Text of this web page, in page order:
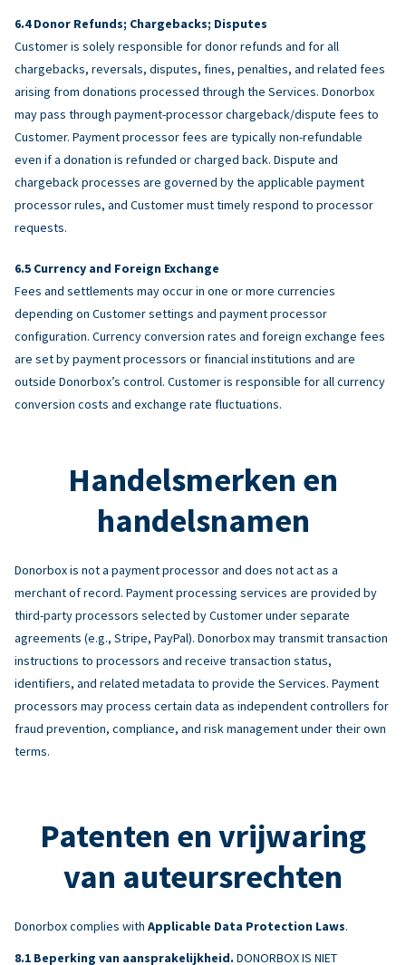
Donor Refunds; Chargebacks; Disputes
Customer is solely responsible for donor refunds and for all
chargebacks, reversals, disputes, fines, penalties, and related fees
arising from donations processed through the Services. Donorbox
may pass through payment-processor chargeback/dispute fees to
Customer. Payment processor fees are typically non-refundable
even if a donation is refunded or charged back. Dispute and
chargeback processes are governed by the applicable payment
processor rules, and Customer must timely respond to processor
requests.
Currency and Foreign Exchange
Fees and settlements may occur in one or more currencies
depending on Customer settings and payment processor
configuration. Currency conversion rates and foreign exchange fees
are set by payment processors or financial institutions and are
outside Donorbox’s control. Customer is responsible for all currency
conversion costs and exchange rate fluctuations.
Handelsmerken en
handelsnamen
Donorbox is not a payment processor and does not act as a
merchant of record. Payment processing services are provided by
third-party processors selected by Customer under separate
agreements (e.g., Stripe, PayPal). Donorbox may transmit transaction
instructions to processors and receive transaction status,
identifiers, and related metadata to provide the Services. Payment
processors may process certain data as independent controllers for
fraud prevention, compliance, and risk management under their own
terms.
Patenten en vrijwaring
van auteursrechten
Donorbox complies with Applicable Data Protection Laws.
Beperking van aansprakelijkheid. DONORBOX IS NIET